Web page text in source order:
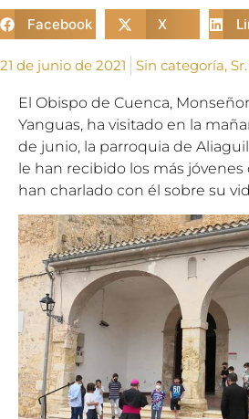
Facebook X
21 de junio de 2021 Sin categoría,
El Obispo de Cuenca,
Yanguas, ha visitado en la
de junio, la parroquia de
le han recibido los más jóvenes
han charlado con él sobre su